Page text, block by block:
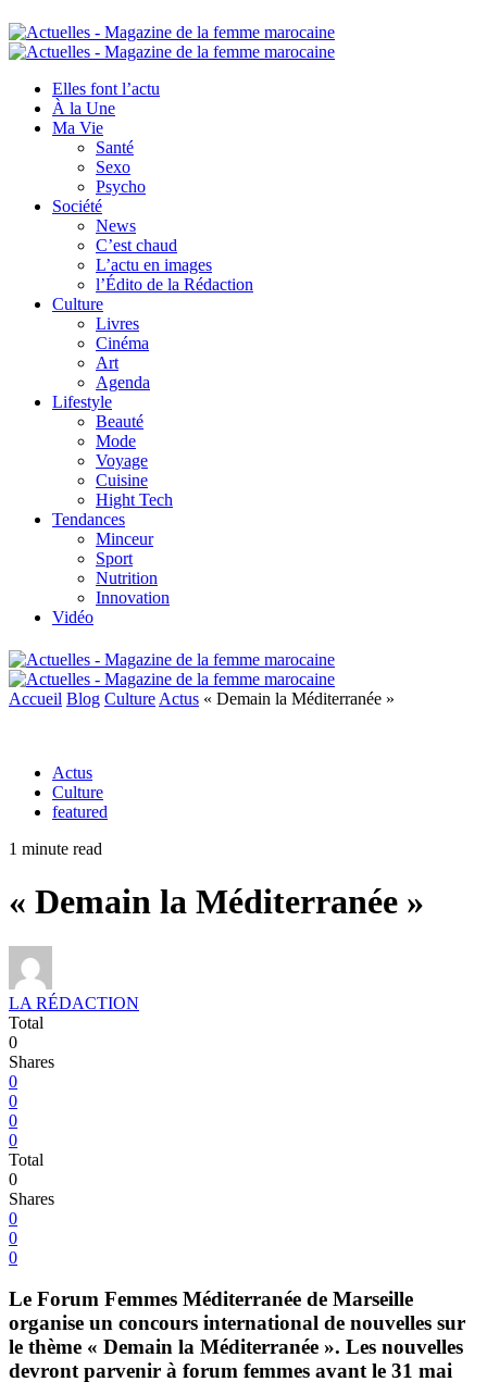
Elles font l’actu
À la Une
Ma Vie
Santé
Sexo
Psycho
Société
News
C’est chaud
L’actu en images
l’Édito de la Rédaction
Culture
Livres
Cinéma
Art
Agenda
Lifestyle
Beauté
Mode
Voyage
Cuisine
Hight Tech
Tendances
Minceur
Sport
Nutrition
Innovation
Vidéo
Accueil Blog Culture Actus « Demain la Méditerranée »
Actus
Culture
featured
1 minute read
« Demain la Méditerranée »
LA RÉDACTION
Total
0
Shares
0
0
0
0
Total
0
Shares
0
0
0
Le Forum Femmes Méditerranée de Marseille
organise un concours international de nouvelles sur
le thème « Demain la Méditerranée ». Les nouvelles
devront parvenir à forum femmes avant le 31 mai